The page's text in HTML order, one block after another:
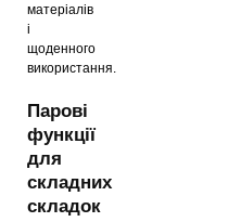
матеріалів
і
щоденного
використання.
Парові
функції
для
складних
складок